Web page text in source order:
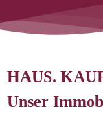
HAUS.
Unser